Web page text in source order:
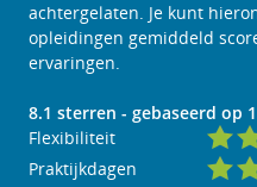
achtergelaten. Je kunt
opleidingen gemiddeld
ervaringen.
8.1 sterren - gebaseerd op
Flexibiliteit
Praktijkdagen